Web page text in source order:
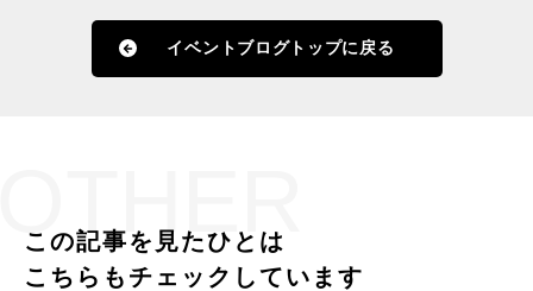
イベントブログトップに戻る
この記事を見たひとは
こちらもチェックしています